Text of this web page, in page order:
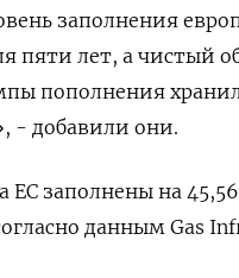
​заполнения
пяти лет, а чистый
пополнения
- добавили ‌они.
ЕС заполнены на
данным Gas